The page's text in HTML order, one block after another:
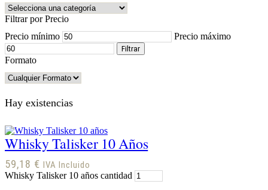
Filtrar por Precio
Precio mínimo
Precio máximo
Filtrar
Formato
Hay existencias
Whisky Talisker 10 Años
59,18 € IVA Incluido
Whisky Talisker 10 años cantidad